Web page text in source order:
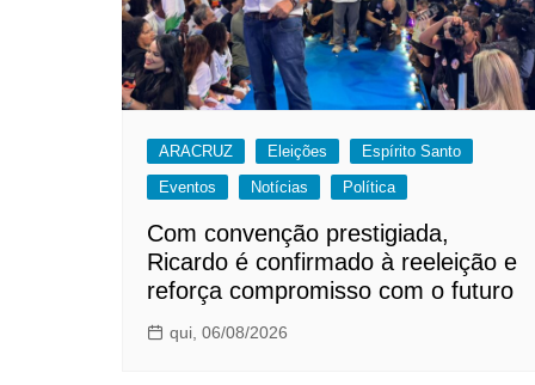
ARACRUZ Eleições
Espírito Santo
Eventos
Notícias Política
Com convenção prestigiada,
Ricardo é confirmado à reeleição e
reforça compromisso com o futuro
qui, 06/08/2026